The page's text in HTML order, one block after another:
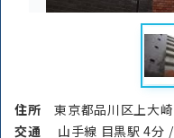
住所東京都品川区上
交通
山手線 目黒駅 4分